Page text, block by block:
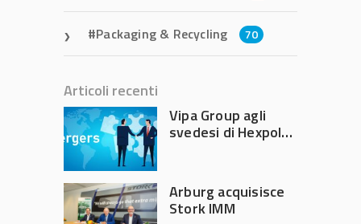
Packaging & Recycling 70
Articoli recenti
Vipa Group agli
svedesi di Hexpol
Arburg acquisisce
Stork IMM